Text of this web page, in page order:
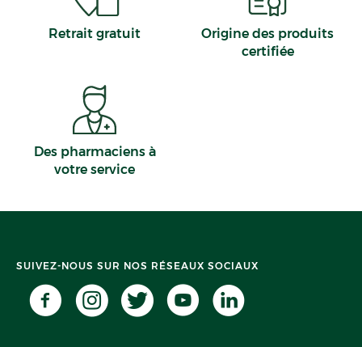
Retrait gratuit
Origine des produits
certifiée
Des pharmaciens à
votre service
SUIVEZ-NOUS SUR NOS RÉSEAUX SOCIAUX